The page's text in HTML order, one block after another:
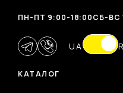
КАТАЛОГ
ПН-ПТ 9:00-18:00CБ-ВС
UA